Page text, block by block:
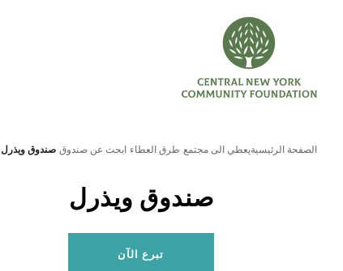
الصفحة الرئيسيةيعطي الى مجتمع طرق العطاء ابحث عن صندوق صندوق ويذرل
صندوق ويذرل
تبرع الآن